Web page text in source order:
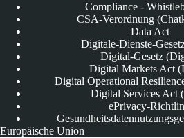
Compliance -
CSA-Verordnung
Data Act
Digitale-Dienste-
Digital-Gesetz
Digital Markets Act
Digital Operational
Digital Services Act
ePrivacy-
Europäische Union